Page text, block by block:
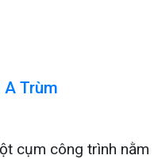
Trùm
cụm công trình nằm